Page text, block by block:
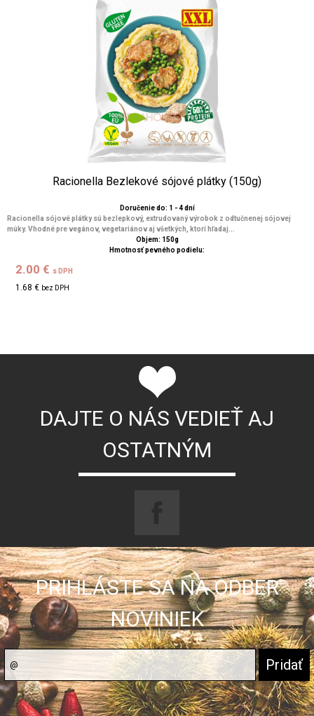
Racionella Bezlekové sójové plátky (150g)
Doručenie do: 1 - 4 dní
Racionella sójové plátky sú bezlepkový, extrudovaný výrobok z odtučnenej sójovej
múky. Vhodné pre vegánov, vegetariánov aj všetkých, ktorí hľadaj...
Objem: 150g
Hmotnosť pevného podielu:
2.00 € s DPH
1.68 € bez DPH
DAJTE O NÁS VEDIEŤ AJ
OSTATNÝM
PRIHLÁSTE SA NA ODBER
NOVINIEK